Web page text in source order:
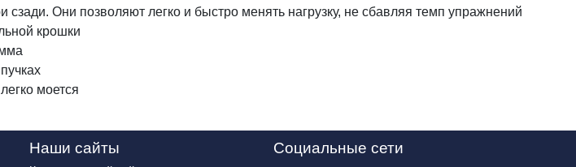
Они позволяют легко и быстро менять нагрузку, не сбавляя темп упражнений
крошки
моется
Наши сайты Социальные сети